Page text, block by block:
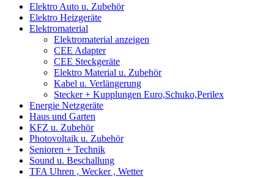
Elektro Auto u. Zubehör
Elektro Heizgeräte
Elektromaterial
Elektromaterial anzeigen
CEE Adapter
CEE Steckgeräte
Elektro Material u. Zubehör
Kabel u. Verlängerung
Stecker + Kupplungen Euro,Schuko,Perilex
Energie Netzgeräte
Haus und Garten
KFZ u. Zubehör
Photovoltaik u. Zubehör
Senioren + Technik
Sound u. Beschallung
TFA Uhren , Wecker , Wetter